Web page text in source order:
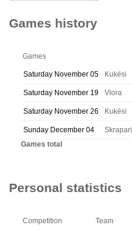
Games history
Games
Saturday November 05 Kukësi
Saturday November 19 Vlora
Saturday November 26 Kukësi
Sunday December 04 Skrapari
Games total
Personal statistics
Competition Team